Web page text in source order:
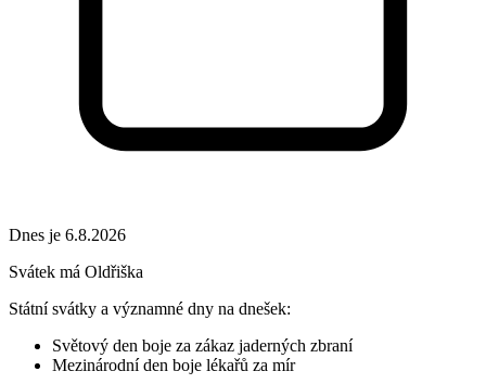
Dnes je 6.8.2026
Svátek má Oldřiška
Státní svátky a významné dny na dnešek:
Světový den boje za zákaz jaderných zbraní
Mezinárodní den boje lékařů za mír